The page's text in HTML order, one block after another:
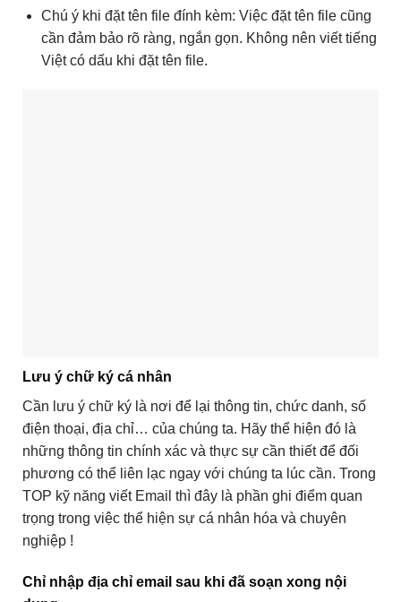
Chú ý khi đặt tên file đính kèm: Việc đặt tên file cũng
cần đảm bảo rõ ràng, ngắn gọn. Không nên viết tiếng
Việt có dấu khi đặt tên file.
Lưu ý chữ ký cá nhân
Cần lưu ý chữ ký là nơi để lại thông tin, chức danh, số
điện thoại, địa chỉ… của chúng ta. Hãy thể hiện đó là
những thông tin chính xác và thực sự cần thiết để đối
phương có thể liên lạc ngay với chúng ta lúc cần. Trong
TOP kỹ năng viết Email thì đây là phần ghi điểm quan
trọng trong việc thể hiện sự cá nhân hóa và chuyên
nghiệp !
Chỉ nhập địa chỉ email sau khi đã soạn xong nội